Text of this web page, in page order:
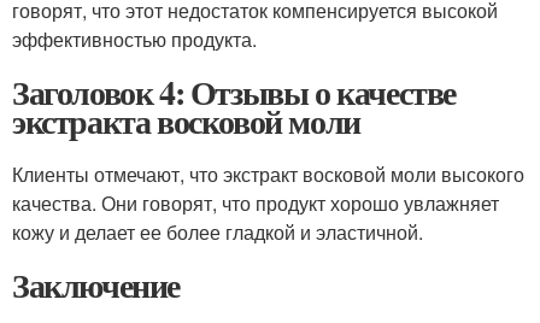
говорят, что этот недостаток компенсируется высокой
эффективностью продукта.
Заголовок 4: Отзывы о качестве
экстракта восковой моли
Клиенты отмечают, что экстракт восковой моли высокого
качества. Они говорят, что продукт хорошо увлажняет
кожу и делает ее более гладкой и эластичной.
Заключение